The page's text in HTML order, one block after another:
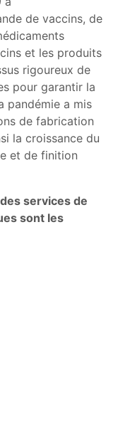
de vaccins, de
et les produits
rigoureux de
pour garantir la
pandémie a mis
de fabrication
la croissance du
et de finition
services de
sont les